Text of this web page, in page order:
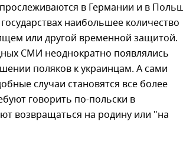
в Германии и в
наибольшее количество
или другой временной защитой.
СМИ неоднократно появлялись
поляков к украинцам. А сами
случаи становятся все более
говорить по-польски в
возвращаться на родину или "на